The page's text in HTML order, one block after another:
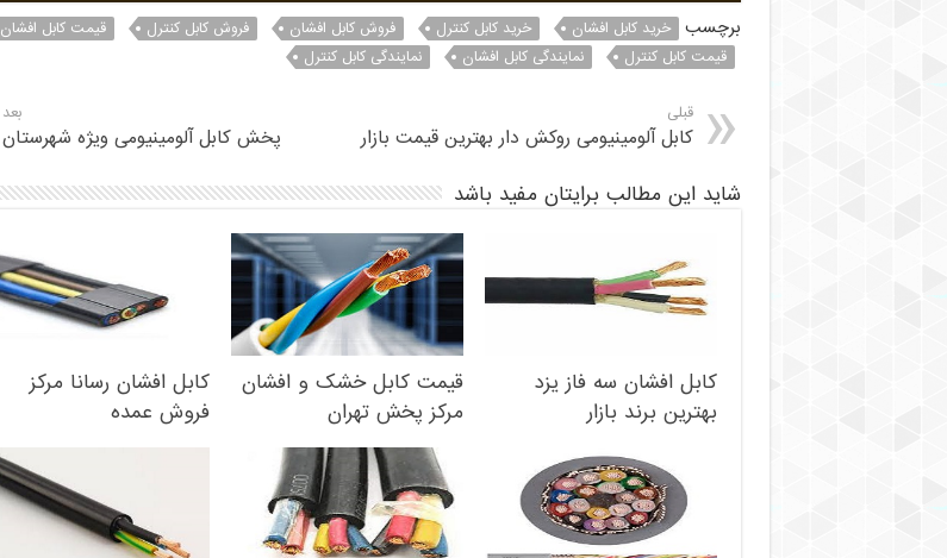
برچسب خرید کابل افشان خرید کابل کنترل فروش کابل افشان فروش کابل کنترل
قیمت کابل افشان
قیمت کابل کنترل
نمایندگی کابل افشان نمایندگی کابل کنترل
قبلی
کابل آلومینیومی روکش دار بهترین قیمت بازار
بعد
پخش کابل آلومینیومی ویژه شهرستان
شاید این مطالب برایتان مفید باشد
کابل افشان سه فاز یزد
بهترین برند بازار
قیمت کابل خشک و افشان
مرکز پخش تهران
کابل افشان رسانا مرکز
فروش عمده